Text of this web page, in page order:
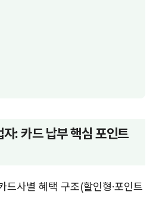
: 카드 납부 핵심 포인트
드사별 혜택 구조(할인형·포인트